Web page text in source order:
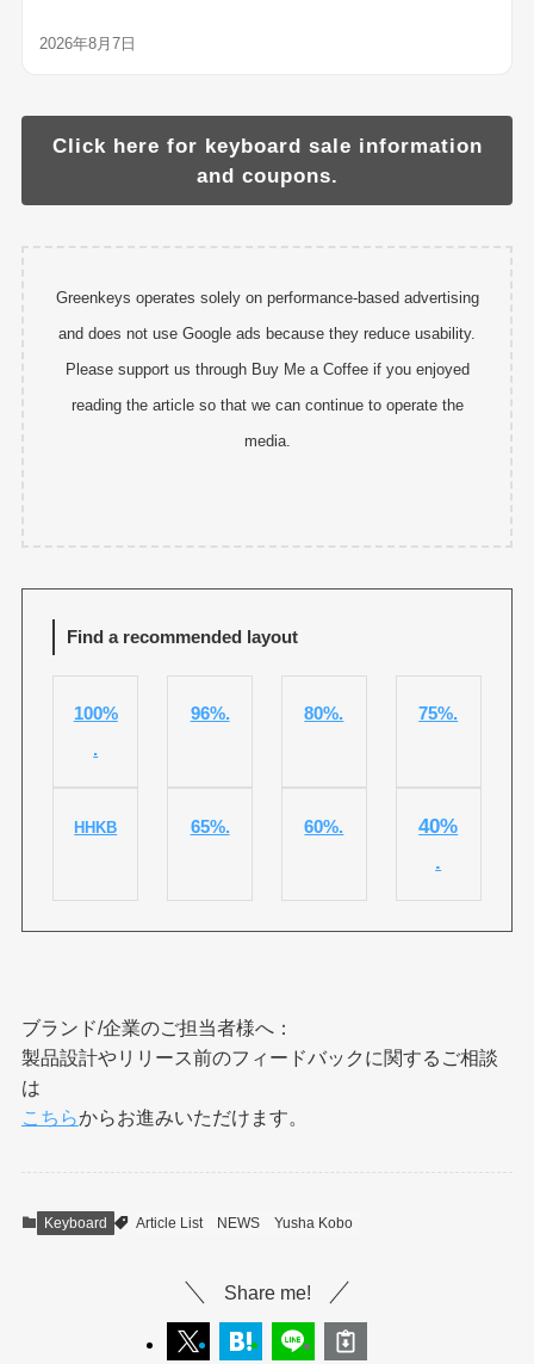
2026年8月7日
Click here for keyboard sale information
and coupons.
Greenkeys operates solely on performance-based advertising
and does not use Google ads because they reduce usability.
Please support us through Buy Me a Coffee if you enjoyed
reading the article so that we can continue to operate the
media.
Find a recommended layout
100%
.
96%. 80%. 75%.
HHKB 65%. 60%.
40%
.
ブランド/企業のご担当者様へ：
製品設計やリリース前のフィードバックに関するご相談
は
こちらからお進みいただけます。
Keyboard Article List NEWS Yusha Kobo
Share me!